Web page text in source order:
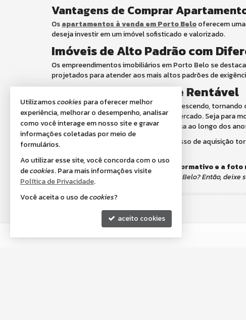
Vantagens de Comprar
Osapartamentos à venda em Porto Belooferecem
deseja investir em um imóvel sofisticado e valorizado.
Imóveis de Alto Padrão com
Os empreendimentos imobiliários em Porto Belo se
projetados para atender aos mais altos padrões de
Investimento Seguro e Rentável
O setor imobiliário da cidade continua crescendo, tornando
valorização patrimonial e liquidez no mercado. Seja para
rentabilidade e uma valorização contínua ao longo dos
A transparência e a segurança no processo de aquisição
Obs. Este conteúdo é apenas um informativo e a
Quer comprar um apartamento em Porto Belo? Então, deixe
Utilizamoscookies para oferecer melhor
experiência, melhorar o desempenho, analisar
como você interage em nosso site e gravar
informações coletadas por meio de
formulários.
Ao utilizar esse site, você concorda com o uso
decookies. Para mais informações visite
Política de Privacidade.
Você aceita o uso decookies?
aceito cookies